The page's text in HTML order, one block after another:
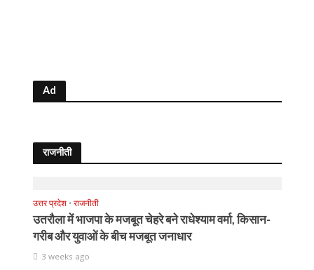
Ad
राजनीती
उत्तर प्रदेश • राजनीती
उतरौला में भाजपा के मजबूत चेहरे बने राधेश्याम वर्मा, किसान-
गरीब और युवाओं के बीच मजबूत जनाधार
3 weeks ago